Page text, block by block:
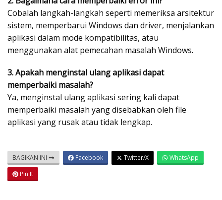
Cobalah langkah-langkah seperti memeriksa arsitektur
sistem, memperbarui Windows dan driver, menjalankan
aplikasi dalam mode kompatibilitas, atau
menggunakan alat pemecahan masalah Windows.
3. Apakah menginstal ulang aplikasi dapat
memperbaiki masalah?
Ya, menginstal ulang aplikasi sering kali dapat
memperbaiki masalah yang disebabkan oleh file
aplikasi yang rusak atau tidak lengkap.
BAGIKAN INI Facebook Twitter/X
WhatsApp
Pin It